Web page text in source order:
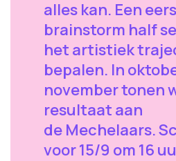
alles kan. Een
brainstorm half
het artistiek
bepalen. In
november tonen
resultaat aan
de Mechelaars.
voor 15/9 om 16